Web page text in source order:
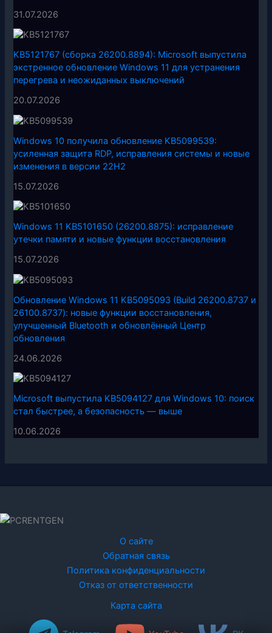
31.07.2026
KB5121767 (сборка 26200.8894): Microsoft выпустила
экстренное обновление Windows 11 для устранения
перегрева и неожиданных выключений
20.07.2026
Windows 10 получила обновление KB5099539:
усиленная защита RDP, исправления системы и новые
изменения в версии 22H2
15.07.2026
Windows 11 KB5101650 (26200.8875): исправление
утечки памяти и новые функции восстановления
15.07.2026
Обновление Windows 11 KB5095093 (Build 26200.8737 и
26100.8737): новые функции восстановления,
улучшенный Bluetooth и обновлённый Центр
обновления
24.06.2026
Microsoft выпустила KB5094127 для Windows 10: поиск
стал быстрее, а безопасность — выше
10.06.2026
О сайте
Обратная связь
Политика конфиденциальности
Отказ от ответственности
Карта сайта